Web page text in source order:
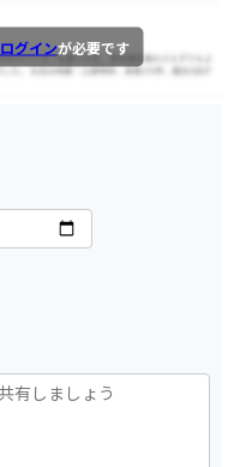
ログインが必要です